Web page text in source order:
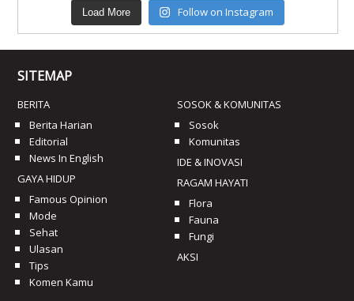
Load More Follow on Instagram
SITEMAP
BERITA
Berita Harian
Editorial
News In English
GAYA HIDUP
Famous Opinion
Mode
Sehat
Ulasan
Tips
Komen Kamu
SOSOK & KOMUNITAS
Sosok
Komunitas
IDE & INOVASI
RAGAM HAYATI
Flora
Fauna
Fungi
AKSI